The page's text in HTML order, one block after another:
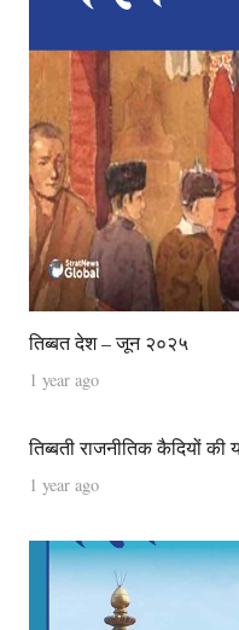
तिब्बत देश – जून २०२५
1 year ago
तिब्बती राजनीतिक कैदियों
1 year ago